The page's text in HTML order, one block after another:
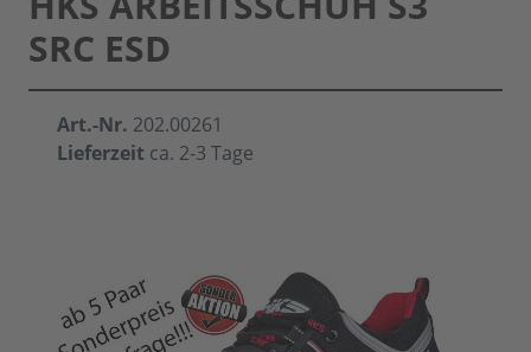
SRC ESD
Art.-Nr. 202.00261
Lieferzeit ca. 2-3 Tage